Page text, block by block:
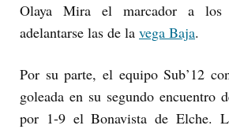
Olaya Mira el marcador a los
adelantarse las de la vega Baja.
Por su parte, el equipo Sub’12
goleada en su segundo encuentro
por 1-9 el Bonavista de Elche.